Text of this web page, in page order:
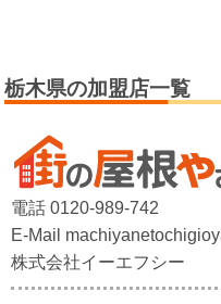
栃木県の加盟店一覧
電話 0120-989-742
E-Mail
株式会社イーエフシー